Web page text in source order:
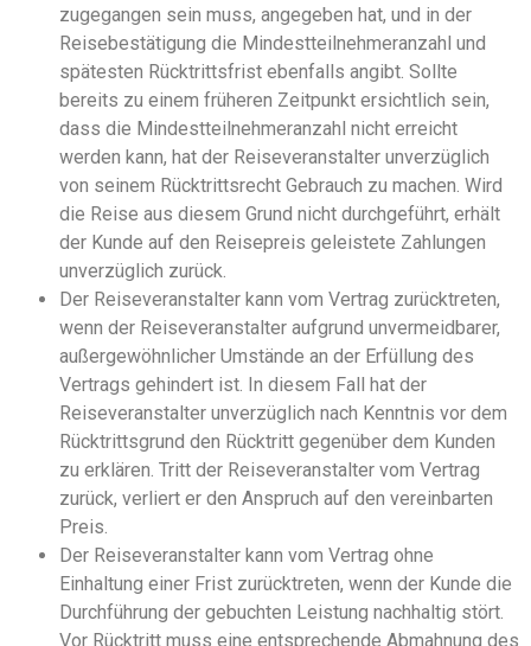
zugegangen sein muss, angegeben hat, und in der
Reisebestätigung die Mindestteilnehmeranzahl und
spätesten Rücktrittsfrist ebenfalls angibt. Sollte
bereits zu einem früheren Zeitpunkt ersichtlich sein,
dass die Mindestteilnehmeranzahl nicht erreicht
werden kann, hat der Reiseveranstalter unverzüglich
von seinem Rücktrittsrecht Gebrauch zu machen. Wird
die Reise aus diesem Grund nicht durchgeführt, erhält
der Kunde auf den Reisepreis geleistete Zahlungen
unverzüglich zurück.
Der Reiseveranstalter kann vom Vertrag zurücktreten,
wenn der Reiseveranstalter aufgrund unvermeidbarer,
außergewöhnlicher Umstände an der Erfüllung des
Vertrags gehindert ist. In diesem Fall hat der
Reiseveranstalter unverzüglich nach Kenntnis vor dem
Rücktrittsgrund den Rücktritt gegenüber dem Kunden
zu erklären. Tritt der Reiseveranstalter vom Vertrag
zurück, verliert er den Anspruch auf den vereinbarten
Preis.
Der Reiseveranstalter kann vom Vertrag ohne
Einhaltung einer Frist zurücktreten, wenn der Kunde die
Durchführung der gebuchten Leistung nachhaltig stört.
Vor Rücktritt muss eine entsprechende Abmahnung des